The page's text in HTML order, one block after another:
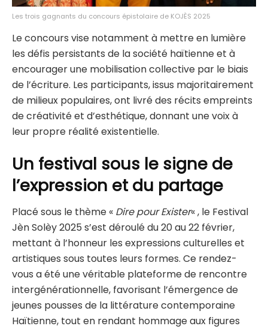
Les trois gagnants du concours épistolaire de KOJÈS 2025
Le concours vise notamment à mettre en lumière
les défis persistants de la société haïtienne et à
encourager une mobilisation collective par le biais
de l’écriture. Les participants, issus majoritairement
de milieux populaires, ont livré des récits empreints
de créativité et d’esthétique, donnant une voix à
leur propre réalité existentielle.
Un festival sous le signe de
l’expression et du partage
Placé sous le thème « Dire pour Exister« , le Festival
Jèn Solèy 2025 s’est déroulé du 20 au 22 février,
mettant à l’honneur les expressions culturelles et
artistiques sous toutes leurs formes. Ce rendez-
vous a été une véritable plateforme de rencontre
intergénérationnelle, favorisant l’émergence de
jeunes pousses de la littérature contemporaine
Haïtienne, tout en rendant hommage aux figures